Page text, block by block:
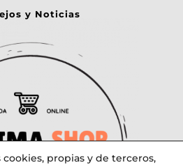
y Noticias
propias y de terceros,